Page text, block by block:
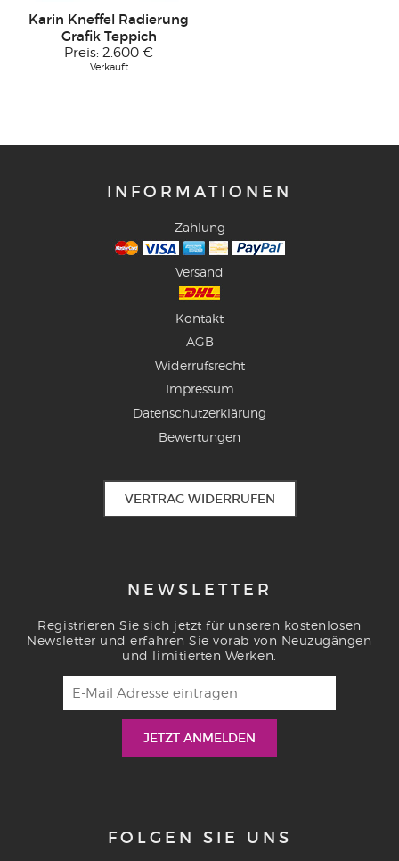
Karin Kneffel Radierung
Grafik Teppich
Preis: 2.600 €
Verkauft
INFORMATIONEN
Zahlung
Versand
Kontakt
AGB
Widerrufsrecht
Impressum
Datenschutzerklärung
Bewertungen
VERTRAG WIDERRUFEN
NEWSLETTER
Registrieren Sie sich jetzt für unseren kostenlosen
Newsletter und erfahren Sie vorab von Neuzugängen
und limitierten Werken.
FOLGEN SIE UNS